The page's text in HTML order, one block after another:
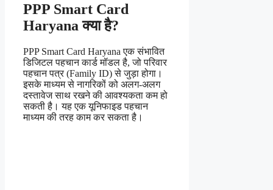
PPP Smart Card
Haryana क्या है?
PPP Smart Card Haryana एक संभावित
डिजिटल पहचान कार्ड मॉडल है, जो परिवार
पहचान पत्र (Family ID) से जुड़ा होगा।
इसके माध्यम से नागरिकों को अलग-अलग
दस्तावेज साथ रखने की आवश्यकता कम हो
सकती है। यह एक यूनिफाइड पहचान
माध्यम की तरह काम कर सकता है।